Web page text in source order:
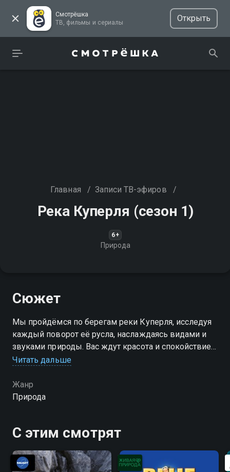
Смотрёшка
ТВ, фильмы и сериалы
Открыть
Главная / Записи ТВ-эфиров /
Река Куперля (сезон 1)
6+
Природа
Сюжет
Мы пройдёмся по берегам реки Куперля, исследуя
каждый поворот её русла, наслаждаясь видами и
звуками природы. Вас ждут красота и спокойствие!
вы можете совершенно бесплатно в хорошем HD
качестве на Смотрёшке
Читать дальше
Жанр
Природа
С этим смотрят